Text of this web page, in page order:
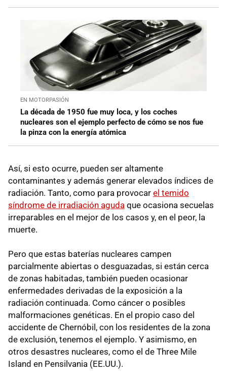
EN MOTORPASIÓN
La década de 1950 fue muy loca, y los coches
nucleares son el ejemplo perfecto de cómo se nos fue
la pinza con la energía atómica
Así, si esto ocurre, pueden ser altamente
contaminantes y además generar elevados índices de
radiación. Tanto, como para provocar el temido
síndrome de irradiación aguda que ocasiona secuelas
irreparables en el mejor de los casos y, en el peor, la
muerte.
Pero que estas baterías nucleares campen
parcialmente abiertas o desguazadas, si están cerca
de zonas habitadas, también pueden ocasionar
enfermedades derivadas de la exposición a la
radiación continuada. Como cáncer o posibles
malformaciones genéticas. En el propio caso del
accidente de Chernóbil, con los residentes de la zona
de exclusión, tenemos el ejemplo. Y asimismo, en
otros desastres nucleares, como el de Three Mile
Island en Pensilvania (EE.UU.).